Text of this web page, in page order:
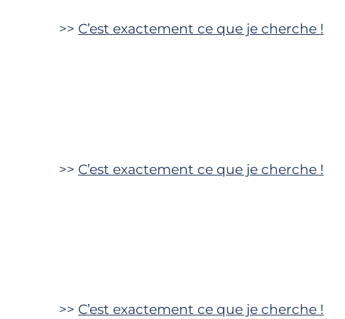
>> C’est exactement ce que je cherche !
>> C’est exactement ce que je cherche !
>> C’est exactement ce que je cherche !